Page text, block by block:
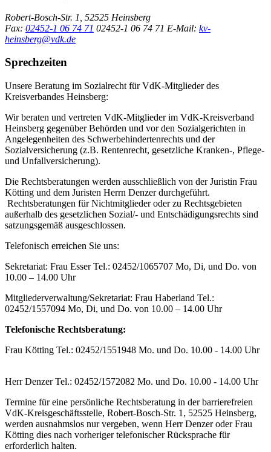
Robert-Bosch-Str. 1, 52525 Heinsberg
Fax: 02452-1 06 74 71 02452-1 06 74 71 E-Mail: kv-
heinsberg@vdk.de
Sprechzeiten
Unsere Beratung im Sozialrecht für VdK-Mitglieder des
Kreisverbandes Heinsberg:
Wir beraten und vertreten VdK-Mitglieder im VdK-Kreisverband
Heinsberg gegenüber Behörden und vor den Sozialgerichten in
Angelegenheiten des Schwerbehindertenrechts und der
Sozialversicherung (z.B. Rentenrecht, gesetzliche Kranken-, Pflege-
und Unfallversicherung).
Die Rechtsberatungen werden ausschließlich von der Juristin Frau
Kötting und dem Juristen Herrn Denzer durchgeführt.
Rechtsberatungen für Nichtmitglieder oder zu Rechtsgebieten
außerhalb des gesetzlichen Sozial/- und Entschädigungsrechts sind
satzungsgemäß ausgeschlossen.
Telefonisch erreichen Sie uns:
Sekretariat: Frau Esser Tel.: 02452/1065707 Mo, Di, und Do. von
10.00 – 14.00 Uhr
Mitgliederverwaltung/Sekretariat: Frau Haberland Tel.:
02452/1557094 Mo, Di, und Do. von 10.00 – 14.00 Uhr
Telefonische Rechtsberatung:
Frau Kötting Tel.: 02452/1551948 Mo. und Do. 10.00 - 14.00 Uhr
Herr Denzer Tel.: 02452/1572082 Mo. und Do. 10.00 - 14.00 Uhr
Termine für eine persönliche Rechtsberatung in der barrierefreien
VdK-Kreisgeschäftsstelle, Robert-Bosch-Str. 1, 52525 Heinsberg,
werden ausnahmslos nur vergeben, wenn Herr Denzer oder Frau
Kötting dies nach vorheriger telefonischer Rücksprache für
erforderlich halten.